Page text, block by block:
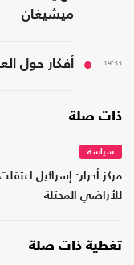
ميشيغان
19:33 أفكار حول
ذات صلة
سياسة
للأراضي المحتلة
تغطية ذات صلة